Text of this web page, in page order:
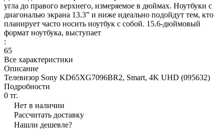
угла до правого верхнего, измеряемое в дюймах. Ноутбуки с
диагональю экрана 13.3” и ниже идеально подойдут тем, кто
планирует часто носить ноутбук с собой. 15.6-дюймовый
формат ноутбука, выступает
:
65
Все характеристики
Описание
Телевизор Sony KD65XG7096BR2, Smart, 4K UHD (095632)
Подробности
0 тг.
Нет в наличии
Рассчитать доставку
Нашли дешевле?